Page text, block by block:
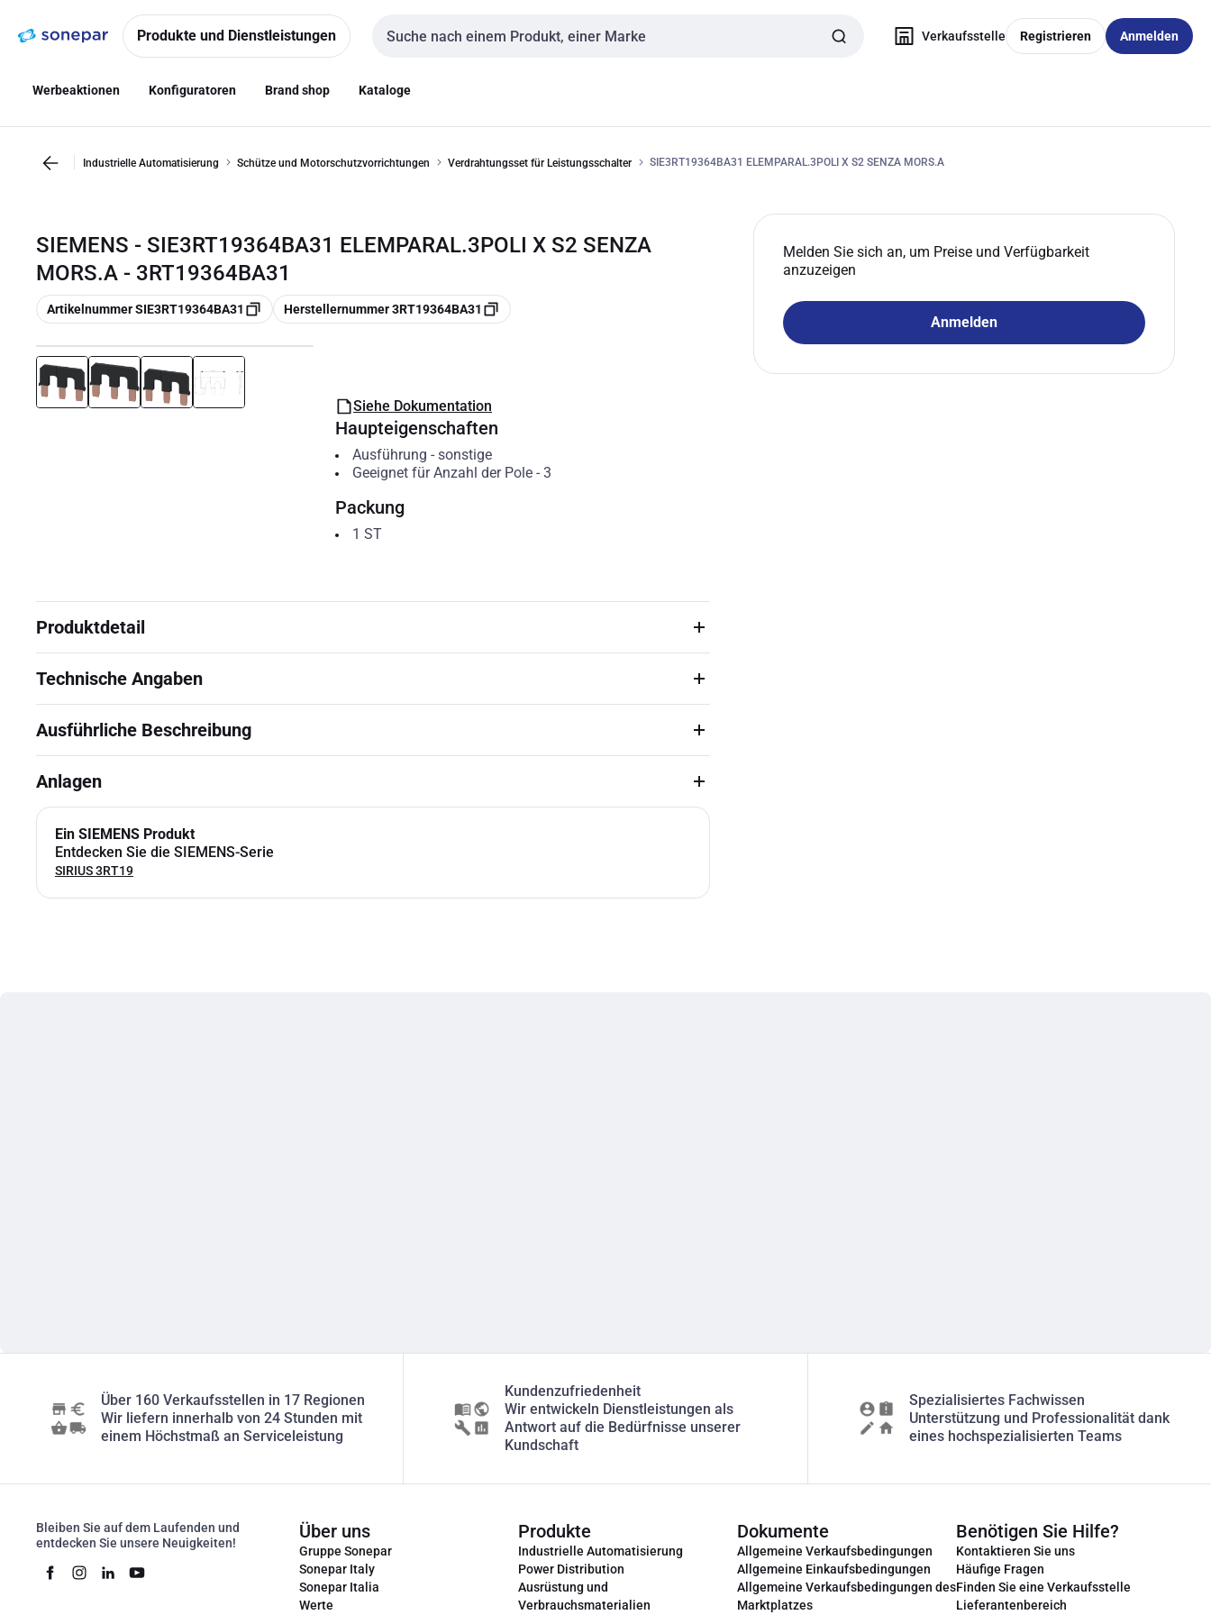
NavigationInhalt
Produkte und Dienstleistungen
Sucheingabe
Verkaufsstelle Registrieren Anmelden
Werbeaktionen Konfiguratoren Brand shop Kataloge
Industrielle Automatisierung Schütze und Motorschutzvorrichtungen Verdrahtungsset für Leistungsschalter SIE3RT19364BA31 ELEMPARAL.3POLI X S2 SENZA MORS.A
SIEMENS - SIE3RT19364BA31 ELEMPARAL.3POLI X S2 SENZA
MORS.A - 3RT19364BA31
Kopieren
Artikelnummer SIE3RT19364BA31 Kopieren
Herstellernummer 3RT19364BA31
Melden Sie sich an, um Preise und Verfügbarkeit
anzuzeigen
Anmelden
Siehe Dokumentation
Haupteigenschaften
Ausführung - sonstige
Geeignet für Anzahl der Pole- 3
Packung
1 ST
Produktdetail
Technische Angaben
Ausführliche Beschreibung
Anlagen
Ein SIEMENS Produkt
Entdecken Sie die SIEMENS-Serie
SIRIUS 3RT19
Über 160 Verkaufsstellen in 17 Regionen
Wir liefern innerhalb von 24 Stunden mit
einem Höchstmaß an Serviceleistung
Kundenzufriedenheit
Wir entwickeln Dienstleistungen als
Antwort auf die Bedürfnisse unserer
Kundschaft
Spezialisiertes Fachwissen
Unterstützung und Professionalität dank
eines hochspezialisierten Teams
Bleiben Sie auf dem Laufenden und
entdecken Sie unsere Neuigkeiten!
Über uns
Gruppe Sonepar
Sonepar Italy
Sonepar Italia
Werte
Produkte
Industrielle Automatisierung
Power Distribution
Ausrüstung und
Verbrauchsmaterialien
Dokumente
Allgemeine Verkaufsbedingungen
Allgemeine Einkaufsbedingungen
Allgemeine Verkaufsbedingungen des
Marktplatzes
Benötigen Sie Hilfe?
Kontaktieren Sie uns
Häufige Fragen
Finden Sie eine Verkaufsstelle
Lieferantenbereich